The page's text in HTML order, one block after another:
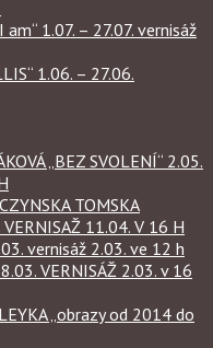
1.07. – 27.07. vernisáž
1.06. – 27.06.
„BEZ SVOLENÍ“ 2.05.
TOMSKA
VERNISAŽ 11.04. V 16 H
vernisáž 2.03. ve 12 h
VERNISÁŽ 2.03. v 16
„obrazy od 2014 do